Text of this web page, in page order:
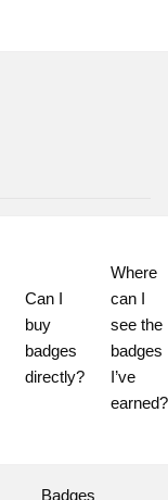
Can I
buy
badges
directly?
Where
can I
see the
badges
I’ve
earned?
Badges